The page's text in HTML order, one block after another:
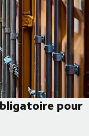
pour
dédouaner